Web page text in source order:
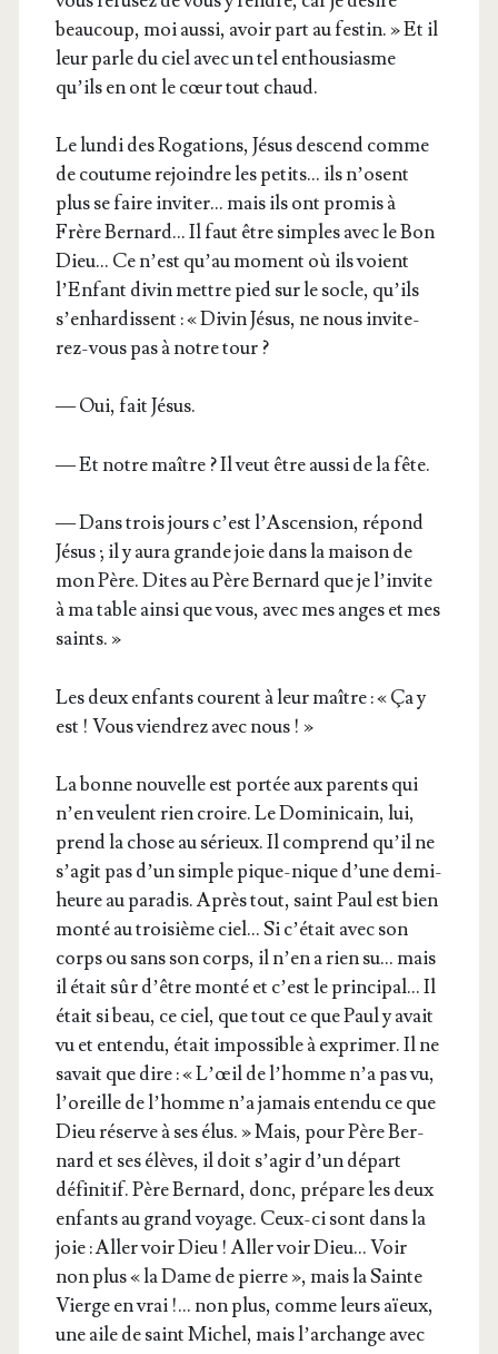
beau­coup, moi aus­si, avoir part au fes­tin. » Et il
leur parle du ciel avec un tel enthou­siasme
qu’ils en ont le cœur tout chaud.
Le lun­di des Roga­tions, Jésus des­cend comme
de cou­tume rejoindre les petits… ils n’osent
plus se faire invi­ter… mais ils ont pro­mis à
Frère Ber­nard… Il faut être simples avec le Bon
Dieu… Ce n’est qu’au moment où ils voient
l’En­fant divin mettre pied sur le socle, qu’ils
s’en­har­dissent : « Divin Jésus, ne nous invi­te­
rez-vous pas à notre tour ?
— Oui, fait Jésus.
— Et notre maître ? Il veut être aus­si de la fête.
— Dans trois jours c’est l’As­cen­sion, répond
Jésus ; il y aura grande joie dans la mai­son de
mon Père. Dites au Père Ber­nard que je l’in­vite
à ma table ain­si que vous, avec mes anges et mes
saints. »
Les deux enfants courent à leur maître : « Ça y
est ! Vous vien­drez avec nous ! »
La bonne nou­velle est por­tée aux parents qui
n’en veulent rien croire. Le Domi­ni­cain, lui,
prend la chose au sérieux. Il com­prend qu’il ne
s’a­git pas d’un simple pique-nique d’une demi-
heure au para­dis. Après tout, saint Paul est bien
mon­té au troi­sième ciel… Si c’é­tait avec son
corps ou sans son corps, il n’en a rien su… mais
il était sûr d’être mon­té et c’est le prin­ci­pal… Il
était si beau, ce ciel, que tout ce que Paul y avait
vu et enten­du, était impos­sible à expri­mer. Il ne
savait que dire : « L’œil de l’homme n’a pas vu,
l’o­reille de l’homme n’a jamais enten­du ce que
Dieu réserve à ses élus. » Mais, pour Père Ber­
nard et ses élèves, il doit s’a­gir d’un départ
défi­ni­tif. Père Ber­nard, donc, pré­pare les deux
enfants au grand voyage. Ceux-ci sont dans la
joie : Aller voir Dieu ! Aller voir Dieu… Voir
non plus « la Dame de pierre », mais la Sainte
Vierge en vrai !… non plus, comme leurs aïeux,
une aile de saint Michel, mais l’ar­change avec